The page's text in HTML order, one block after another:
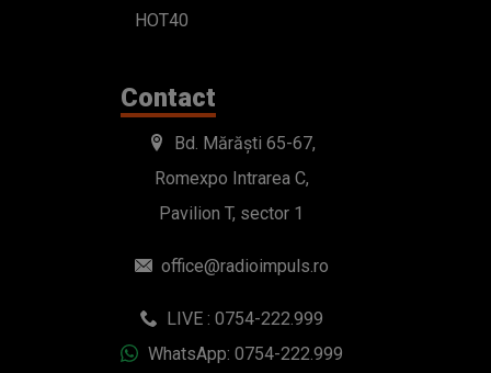
HOT40
Contact
Bd. Mărăști 65-67,
Romexpo Intrarea C,
Pavilion T, sector 1
office@radioimpuls.ro
LIVE : 0754-222.999
WhatsApp: 0754-222.999